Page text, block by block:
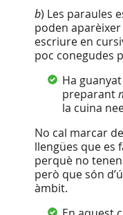
b) Les paraules
poden
escriure en
poc conegudes
Ha
preparant
la cuina
No cal marcar
llengües que es
perquè no
però que són
àmbit.